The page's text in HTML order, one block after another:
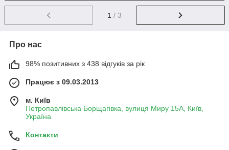
1 / 3
Про нас
98% позитивних з 438 відгуків за рік
Працює з 09.03.2013
м. Київ
Петропавлівська Борщагівка, вулиця Миру 15А, Київ,
Україна
Контакти